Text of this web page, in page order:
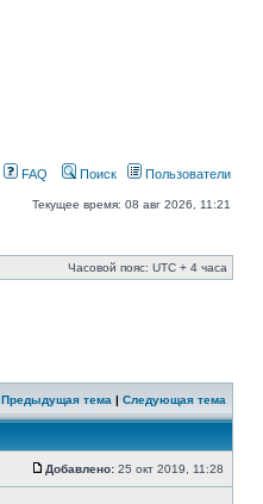
FAQ Поиск Пользователи
Текущее время: 08 авг 2026, 11:21
Часовой пояс: UTC + 4 часа
Предыдущая тема | Следующая тема
Добавлено: 25 окт 2019, 11:28